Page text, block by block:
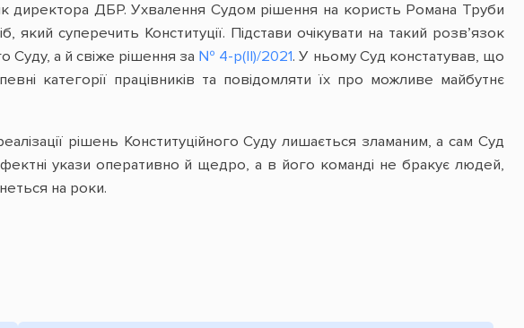
директора ДБР. Ухвалення Судом рішення на користь Романа Труби
суперечить Конституції. Підстави очікувати на такий розв’язок
Суду, а й свіже рішення за № 4-р(ІІ)/2021. У ньому Суд констатував, що
категорії працівників та повідомляти їх про можливе майбутнє
рішень Конституційного Суду лишається зламаним, а сам Суд
укази оперативно й щедро, а в його команді не бракує людей,
на роки.